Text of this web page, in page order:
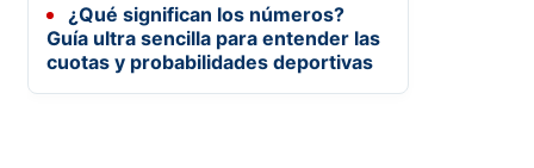
¿Qué significan los números?
Guía ultra sencilla para entender las
cuotas y probabilidades deportivas